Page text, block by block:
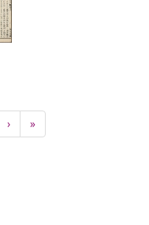
Next
page
›
Last
page
»